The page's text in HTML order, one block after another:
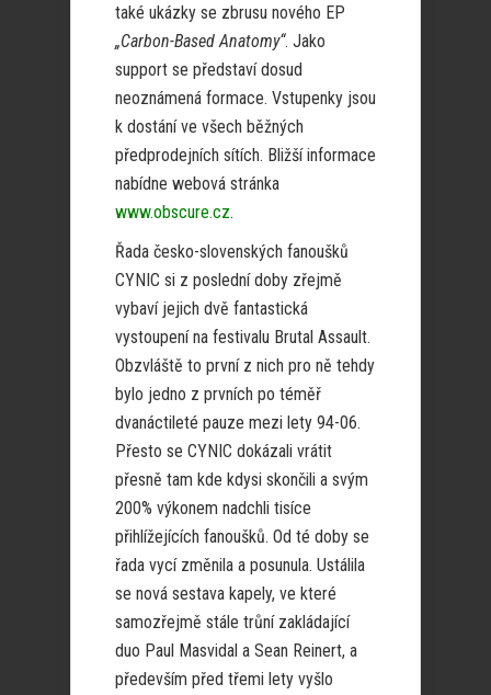
také ukázky se zbrusu nového EP
„Carbon-Based Anatomy“. Jako
support se představí dosud
neoznámená formace. Vstupenky jsou
k dostání ve všech běžných
předprodejních sítích. Bližší informace
nabídne webová stránka
www.obscure.cz.
Řada česko-slovenských fanoušků
CYNIC si z poslední doby zřejmě
vybaví jejich dvě fantastická
vystoupení na festivalu Brutal Assault.
Obzvláště to první z nich pro ně tehdy
bylo jedno z prvních po téměř
dvanáctileté pauze mezi lety 94-06.
Přesto se CYNIC dokázali vrátit
přesně tam kde kdysi skončili a svým
200% výkonem nadchli tisíce
přihlížejících fanoušků. Od té doby se
řada vycí změnila a posunula. Ustálila
se nová sestava kapely, ve které
samozřejmě stále trůní zakládající
duo Paul Masvidal a Sean Reinert, a
především před třemi lety vyšlo